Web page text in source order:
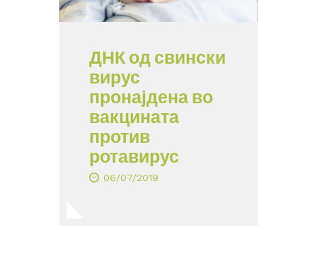
КОНТАКТ
ДНК од свински
вирус
пронајдена во
вакцината
против
ротавирус
06/07/2019